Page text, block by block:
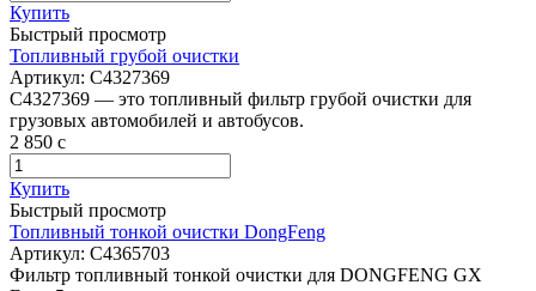
Купить
Быстрый просмотр
Топливный грубой очистки
Артикул: C4327369
C4327369 — это топливный фильтр грубой очистки для
грузовых автомобилей и автобусов.
2 850 c
Купить
Быстрый просмотр
Топливный тонкой очистки DongFeng
Артикул: C4365703
Фильтр топливный тонкой очистки для DONGFENG GX